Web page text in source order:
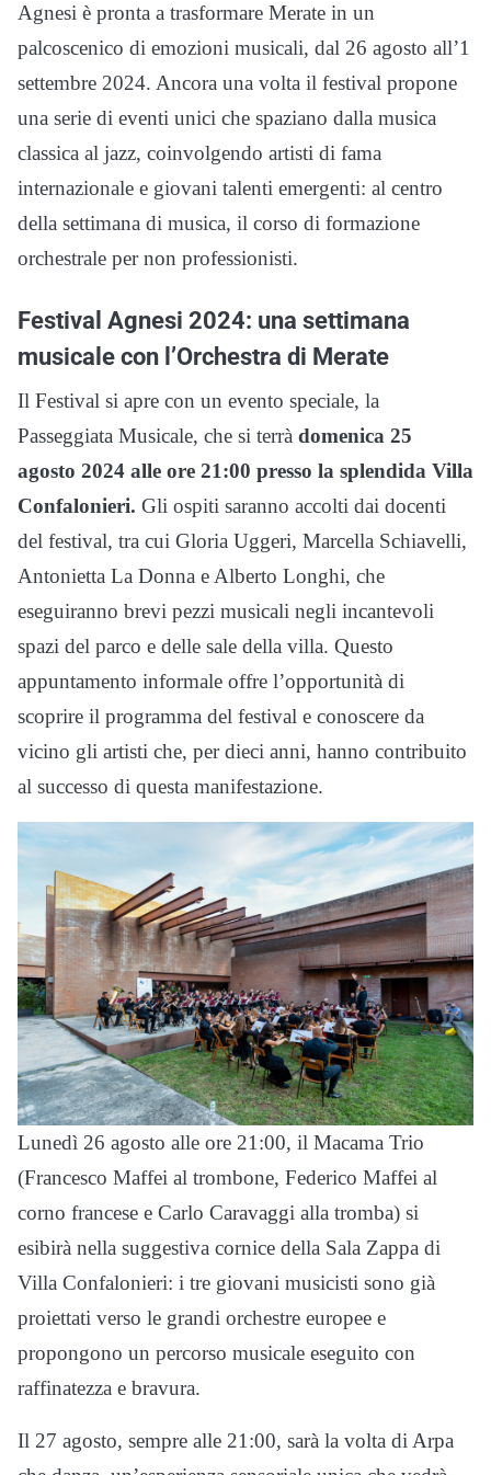
Agnesi è pronta a trasformare Merate in un
palcoscenico di emozioni musicali, dal 26 agosto all’1
settembre 2024. Ancora una volta il festival propone
una serie di eventi unici che spaziano dalla musica
classica al jazz, coinvolgendo artisti di fama
internazionale e giovani talenti emergenti: al centro
della settimana di musica, il corso di formazione
orchestrale per non professionisti.
Festival Agnesi 2024: una settimana
musicale con l’Orchestra di Merate
Il Festival si apre con un evento speciale, la
Passeggiata Musicale, che si terrà domenica 25
agosto 2024 alle ore 21:00 presso la splendida Villa
Confalonieri. Gli ospiti saranno accolti dai docenti
del festival, tra cui Gloria Uggeri, Marcella Schiavelli,
Antonietta La Donna e Alberto Longhi, che
eseguiranno brevi pezzi musicali negli incantevoli
spazi del parco e delle sale della villa. Questo
appuntamento informale offre l’opportunità di
scoprire il programma del festival e conoscere da
vicino gli artisti che, per dieci anni, hanno contribuito
al successo di questa manifestazione.
Lunedì 26 agosto alle ore 21:00, il Macama Trio
(Francesco Maffei al trombone, Federico Maffei al
corno francese e Carlo Caravaggi alla tromba) si
esibirà nella suggestiva cornice della Sala Zappa di
Villa Confalonieri: i tre giovani musicisti sono già
proiettati verso le grandi orchestre europee e
propongono un percorso musicale eseguito con
raffinatezza e bravura.
Il 27 agosto, sempre alle 21:00, sarà la volta di Arpa